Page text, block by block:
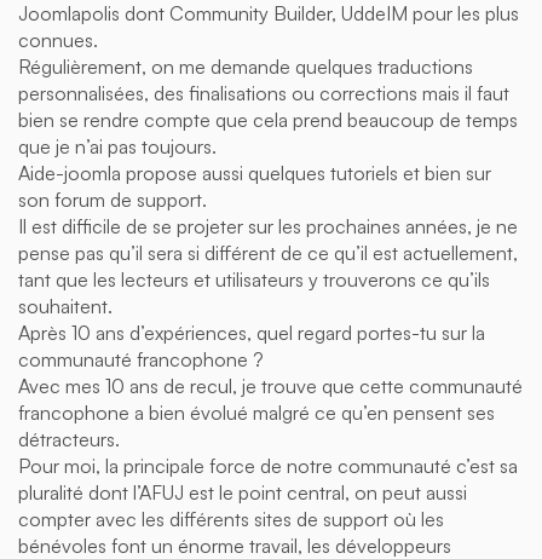
Joomlapolis dont Community Builder, UddeIM pour les plus
connues.
Régulièrement, on me demande quelques traductions
personnalisées, des finalisations ou corrections mais il faut
bien se rendre compte que cela prend beaucoup de temps
que je n’ai pas toujours.
Aide-joomla propose aussi quelques tutoriels et bien sur
son forum de support.
Il est difficile de se projeter sur les prochaines années, je ne
pense pas qu’il sera si différent de ce qu’il est actuellement,
tant que les lecteurs et utilisateurs y trouverons ce qu’ils
souhaitent.
Après 10 ans d’expériences, quel regard portes-tu sur la
communauté francophone ?
Avec mes 10 ans de recul, je trouve que cette communauté
francophone a bien évolué malgré ce qu’en pensent ses
détracteurs.
Pour moi, la principale force de notre communauté c’est sa
pluralité dont l’AFUJ est le point central, on peut aussi
compter avec les différents sites de support où les
bénévoles font un énorme travail, les développeurs